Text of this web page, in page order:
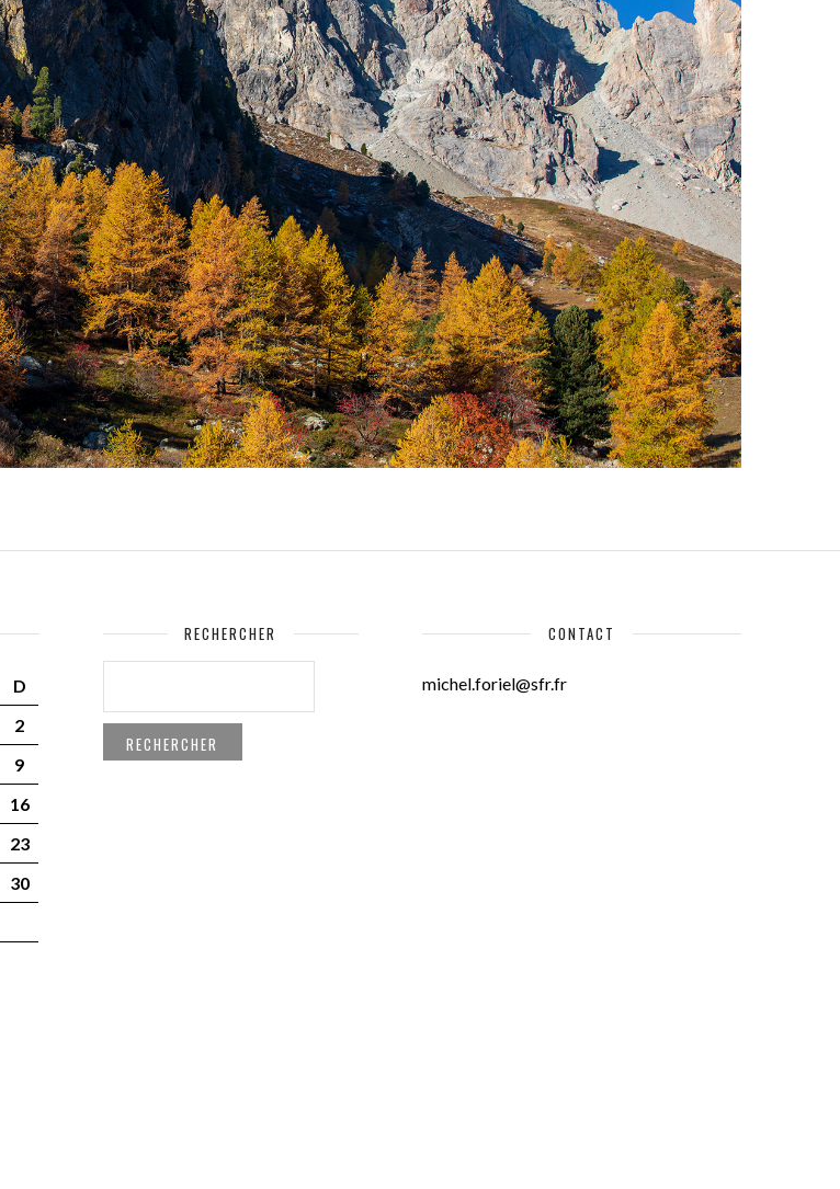
D
2
9
16
23
30
RECHERCHER
CONTACT
michel.foriel@sfr.fr